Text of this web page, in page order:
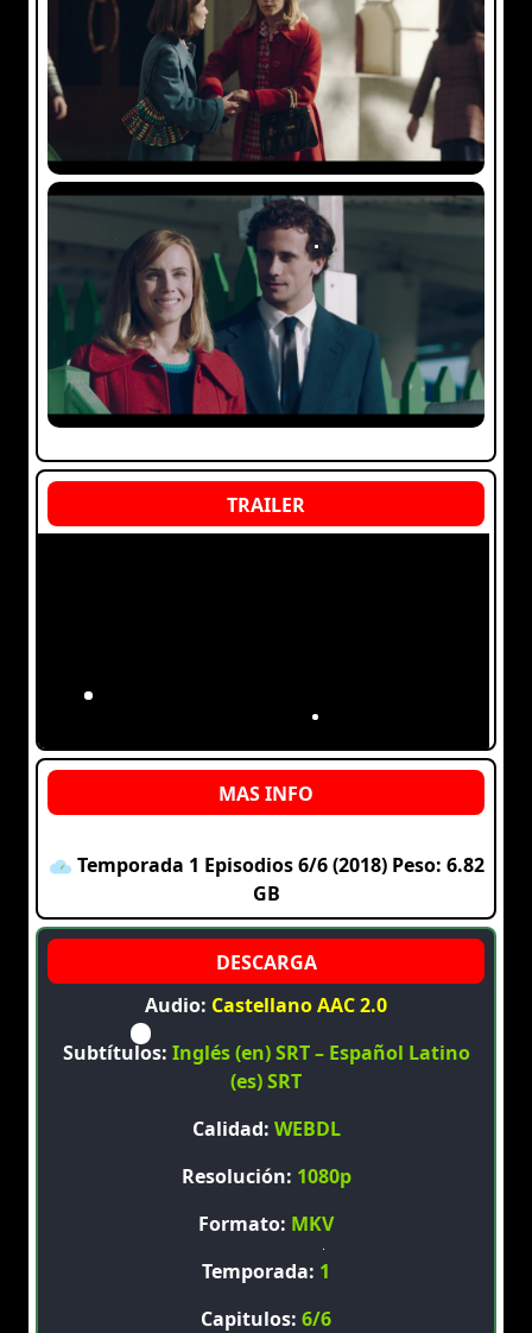
Temporada 1 Episodios 6/6 (2018) Peso: 6.82
GB
Audio: Castellano AAC 2.0
Subtítulos: Inglés (en) SRT – Español Latino
(es) SRT
Calidad: WEBDL
Resolución: 1080p
Formato: MKV
Temporada: 1
Capitulos: 6/6